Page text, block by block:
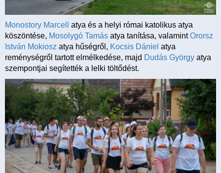
Monostory Marcell
atya és a helyi római katolikus atya
köszöntése, Mosolygó Tamás atya tanítása, valamintOrorsz
István Mokiosz atya hűségről, Kocsis Dániel atya
reménységről tartott elmélkedése, majd Dudás György atya
szempontjai segítették a lelki töltődést.